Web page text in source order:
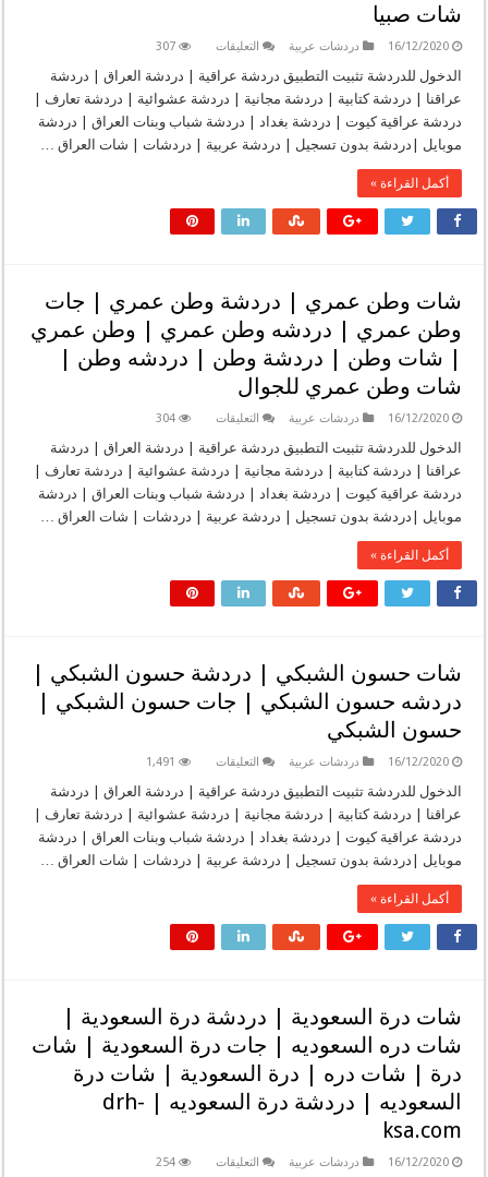
شات صبيا
16/12/2020 دردشات عربية التعليقات
عز
الخليج
|
دردشة
عز
الخليج
|
دردشة
رواد
الخليج
|
دردشة
الخليج
عزف
|
شات
نسمه
للجوال
|
شات
فلسعه
امل
للجوال
|
شات
نسمه
الامل
نسمه
|
شات
نسمة
الامل
شات
شات
غلاكم
للجوال
مغلقة
307
الدخول للدردشة تثبيت التطبيق دردشة عراقية | دردشة العراق | دردشة
عراقنا | دردشة كتابية | دردشة مجانية | دردشة عشوائية | دردشة تعارف |
دردشة عراقية كيوت | دردشة بغداد | دردشة شباب وبنات العراق | دردشة
موبايل |دردشة بدون تسجيل | دردشة عربية | دردشات | شات العراق …
أكمل القراءة »
شات وطن عمري | دردشة وطن عمري | جات
وطن عمري | دردشه وطن عمري | وطن عمري
| شات وطن | دردشة وطن | دردشه وطن |
شات وطن عمري للجوال
16/12/2020 دردشات عربية التعليقات
وطن
عمري
|
دردشة
وطن
عمري
|
دردشه
عمري
|
شات
وطن
دردشه
وطن
|
وطن
عمري
للجوال
304
الدخول للدردشة تثبيت التطبيق دردشة عراقية | دردشة العراق | دردشة
عراقنا | دردشة كتابية | دردشة مجانية | دردشة عشوائية | دردشة تعارف |
دردشة عراقية كيوت | دردشة بغداد | دردشة شباب وبنات العراق | دردشة
موبايل |دردشة بدون تسجيل | دردشة عربية | دردشات | شات العراق …
أكمل القراءة »
شات حسون الشبكي | دردشة حسون الشبكي |
دردشه حسون الشبكي | جات حسون الشبكي |
حسون الشبكي
16/12/2020 دردشات عربية التعليقات
حسون
الشبكي
|
دردشة
حسون
الشبكي
|
جات
الشبكي
مغلقة
1,491
الدخول للدردشة تثبيت التطبيق دردشة عراقية | دردشة العراق | دردشة
عراقنا | دردشة كتابية | دردشة مجانية | دردشة عشوائية | دردشة تعارف |
دردشة عراقية كيوت | دردشة بغداد | دردشة شباب وبنات العراق | دردشة
موبايل |دردشة بدون تسجيل | دردشة عربية | دردشات | شات العراق …
أكمل القراءة »
شات درة السعودية | دردشة درة السعودية |
شات دره السعوديه | جات درة السعودية | شات
درة | شات دره | درة السعودية | شات درة
السعوديه | دردشة درة السعوديه | drh-
ksa.com
16/12/2020 دردشات عربية التعليقات 254